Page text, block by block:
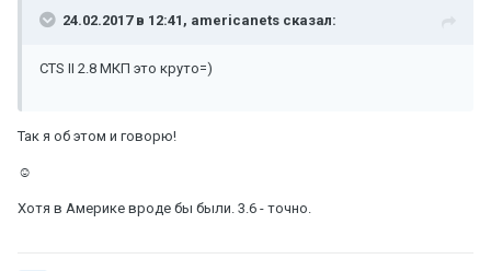
24.02.2017 в 12:41, americanets сказал:
CTS II 2.8 МКП это круто=)
Так я об этом и говорю!
☺
Хотя в Америке вроде бы были. 3.6 - точно.